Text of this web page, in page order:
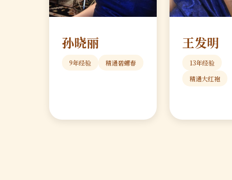
孙晓丽
9年经验 精通碧螺春
王发明
13年经验
精通大红袍